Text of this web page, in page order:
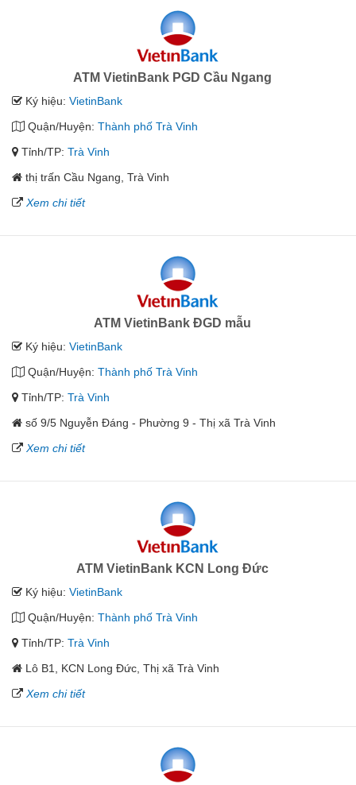
ATM VietinBank PGD Cầu Ngang
Ký hiệu: VietinBank
Quận/Huyện: Thành phố Trà Vinh
Tỉnh/TP: Trà Vinh
thị trấn Cầu Ngang, Trà Vinh
Xem chi tiết
ATM VietinBank ĐGD mẫu
Ký hiệu: VietinBank
Quận/Huyện: Thành phố Trà Vinh
Tỉnh/TP: Trà Vinh
số 9/5 Nguyễn Đáng - Phường 9 - Thị xã Trà Vinh
Xem chi tiết
ATM VietinBank KCN Long Đức
Ký hiệu: VietinBank
Quận/Huyện: Thành phố Trà Vinh
Tỉnh/TP: Trà Vinh
Lô B1, KCN Long Đức, Thị xã Trà Vinh
Xem chi tiết